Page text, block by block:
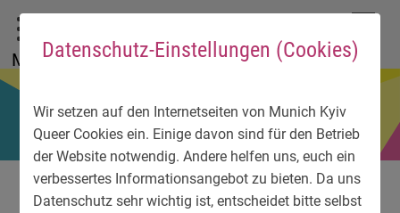
Datenschutz-Einstellungen (Cookies)
Wir setzen auf den Internetseiten von Munich Kyiv
Queer Cookies ein. Einige davon sind für den Betrieb
der Website notwendig. Andere helfen uns, euch ein
verbessertes Informationsangebot zu bieten. Da uns
Datenschutz sehr wichtig ist, entscheidet bitte selbst
До головного меню
Zum Sprachmenü
Zur Suche
Перейти до вмісту
Zu den Service-Informationen
Menü